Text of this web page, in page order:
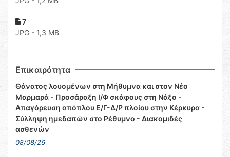
7
JPG - 1,3 MB
Επικαιρότητα
Θάνατος λουομένων στη Μήθυμνα και στον Νέο
Μαρμαρά - Προσάραξη Ι/Φ σκάφους στη Νάξο -
Απαγόρευση απόπλου Ε/Γ-Δ/Ρ πλοίου στην Κέρκυρα -
Σύλληψη ημεδαπών στο Ρέθυμνο - Διακομιδές
ασθενών
08/08/26